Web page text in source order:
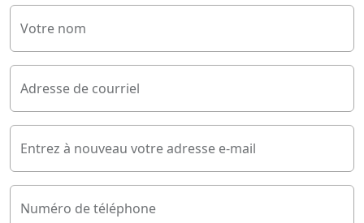
Votre nom
Adresse de courriel
Entrez à nouveau votre adresse e-mail
Numéro de téléphone